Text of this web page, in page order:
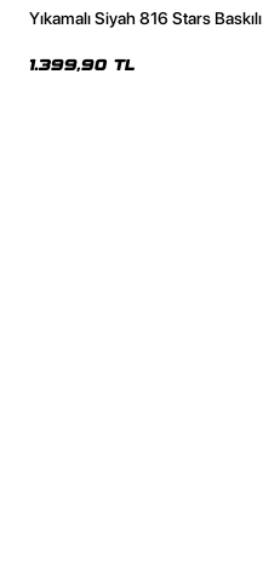
Yıkamalı Siyah 816 Stars Baskılı
1.399,90 TL